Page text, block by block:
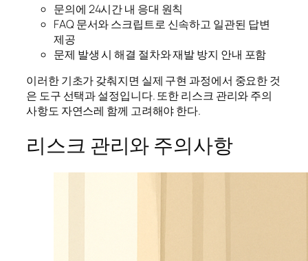
문의에 24시간 내 응대 원칙
FAQ 문서와 스크립트로 신속하고 일관된 답변
제공
문제 발생 시 해결 절차와 재발 방지 안내 포함
이러한 기초가 갖춰지면 실제 구현 과정에서 중요한 것
은 도구 선택과 설정입니다. 또한 리스크 관리와 주의
사항도 자연스레 함께 고려해야 한다.
리스크 관리와 주의사항